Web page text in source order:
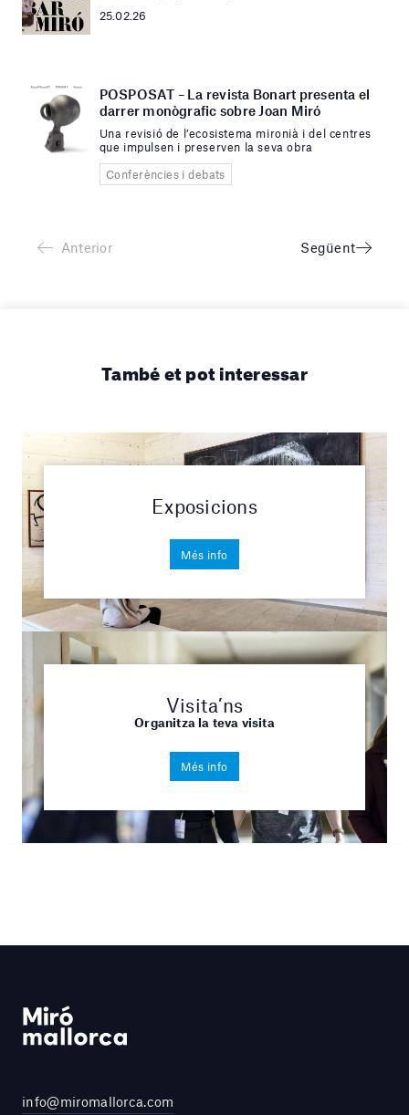
25.02.26
POSPOSAT – La revista Bonart presenta el
darrer monògrafic sobre Joan Miró
Una revisió de l’ecosistema mironià i del centres
que impulsen i preserven la seva obra
Conferències i debats
Anterior Següent
També et pot interessar
Exposicions
Més info
Visita’ns
Organitza la teva visita
Més info
info@miromallorca.com